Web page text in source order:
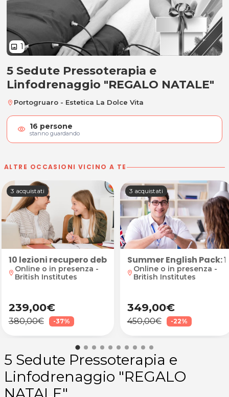
image 1
5 Sedute Pressoterapia e
5 Sedute Pressoterapia e
Linfodrenaggio "REGALO NATALE"
location_on Portogruaro - Estetica La Dolce Vita
visibility 16 persone
stanno guardando
ALTRE OCCASIONI VICINO A TE
3 acquistati
10 lezioni recupero debiti e aiuto nello studio
location_on Online o in presenza -
British Institutes
239,00€
380,00€ -37%
3 acquistati
Summer English Pack:
location_on Online o in presenza -
British Institutes
349,00€
450,00€ -22%
5 Sedute Pressoterapia e
Linfodrenaggio "REGALO
NATALE"